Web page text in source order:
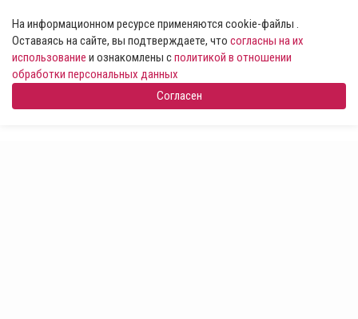
На информационном ресурсе применяются cookie-файлы .
Оставаясь на сайте, вы подтверждаете, что согласны на их
использование и ознакомлены сполитикой в отношении
обработки персональных данных
Согласен